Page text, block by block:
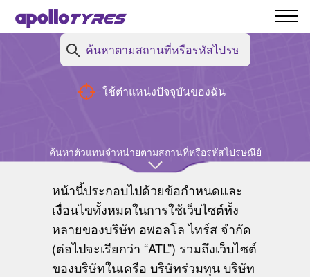
ใช้ตำแหน่งปัจจุบันของฉัน
ค้นหาตัวแทนจำหน่ายตามสถานที่หรือรหัสไปรษณีย์
ข้อกำหนดและ
หน้านี้ประกอบไปด้วยข้อกำหนดและ
เงื่อนไขทั้งหมดในการใช้เว็บไซต์ทั้ง
หลายของบริษัท อพอลโล ไทร์ส จำกัด
(ต่อไปจะเรียกว่า “ATL”) รวมถึงเว็บไซต์
ของบริษัทในเครือ บริษัทร่วมทุน บริษัท